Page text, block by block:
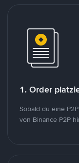
1. Order
Sobald du eine
von Binance P2P